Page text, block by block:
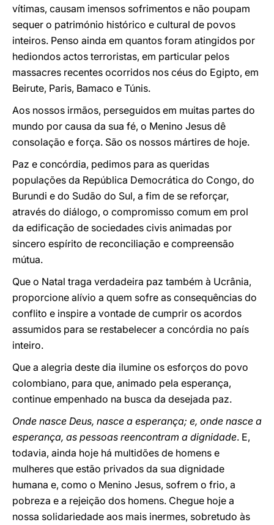
vítimas, causam imensos sofrimentos e não poupam
sequer o património histórico e cultural de povos
inteiros. Penso ainda em quantos foram atingidos por
hediondos actos terroristas, em particular pelos
massacres recentes ocorridos nos céus do Egipto, em
Beirute, Paris, Bamaco e Túnis.
Aos nossos irmãos, perseguidos em muitas partes do
mundo por causa da sua fé, o Menino Jesus dê
consolação e força. São os nossos mártires de hoje.
Paz e concórdia, pedimos para as queridas
populações da República Democrática do Congo, do
Burundi e do Sudão do Sul, a fim de se reforçar,
através do diálogo, o compromisso comum em prol
da edificação de sociedades civis animadas por
sincero espírito de reconciliação e compreensão
mútua.
Que o Natal traga verdadeira paz também à Ucrânia,
proporcione alívio a quem sofre as consequências do
conflito e inspire a vontade de cumprir os acordos
assumidos para se restabelecer a concórdia no país
inteiro.
Que a alegria deste dia ilumine os esforços do povo
colombiano, para que, animado pela esperança,
continue empenhado na busca da desejada paz.
Onde nasce Deus, nasce a esperança; e, onde nasce a
esperança, as pessoas reencontram a dignidade. E,
todavia, ainda hoje há multidões de homens e
mulheres que estão privados da sua dignidade
humana e, como o Menino Jesus, sofrem o frio, a
pobreza e a rejeição dos homens. Chegue hoje a
nossa solidariedade aos mais inermes, sobretudo às